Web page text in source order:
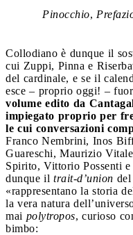
Pinocchio,
Collodiano è dunque il
cui Zuppi, Pinna e
del cardinale, e se il
esce – proprio oggi! –
volume edito da
impiegato proprio per
le cui conversazioni
Franco Nembrini, Inos
Guareschi, Maurizio
Spirito, Vittorio Possenti
dunque il trait-d’union
«rappresentano la storia
la vera natura
mai polytropos, curioso
bimbo: